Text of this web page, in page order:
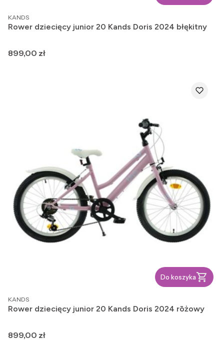
PRODUCENT
KANDS
Rower dziecięcy junior 20 Kands Doris 2024 błękitny
Cena
899,00 zł
Do koszyka
PRODUCENT
KANDS
Rower dziecięcy junior 20 Kands Doris 2024 rōżowy
Cena
899,00 zł